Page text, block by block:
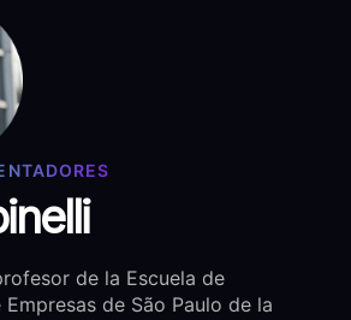
de la Escuela de
de São Paulo de la